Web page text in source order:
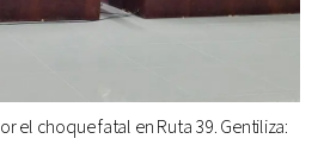
el choque fatal en Ruta 39. Gentiliza: